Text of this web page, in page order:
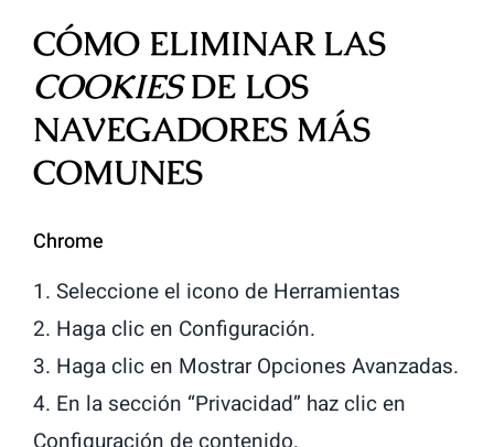
CÓMO ELIMINAR LAS
COOKIESDE LOS
NAVEGADORES MÁS
COMUNES
Chrome
1. Seleccione el icono de Herramientas
2. Haga clic en Configuración.
3. Haga clic en Mostrar Opciones Avanzadas.
4. En la sección “Privacidad” haz clic en